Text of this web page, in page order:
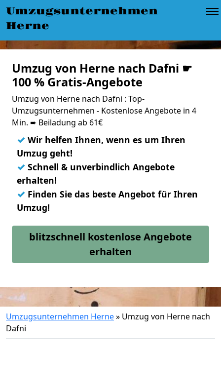
Umzugsunternehmen
Herne
Umzug von Herne nach Dafni ☛
100 % Gratis-Angebote
Umzug von Herne nach Dafni : Top-
Umzugsunternehmen - Kostenlose Angebote in 4
Min. ➨ Beiladung ab 61€
✓ Wir helfen Ihnen, wenn es um Ihren
Umzug geht!
✓ Schnell & unverbindlich Angebote
erhalten!
✓ Finden Sie das beste Angebot für Ihren
Umzug!
blitzschnell kostenlose Angebote
erhalten
Umzugsunternehmen Herne» Umzug von Herne nach
Dafni